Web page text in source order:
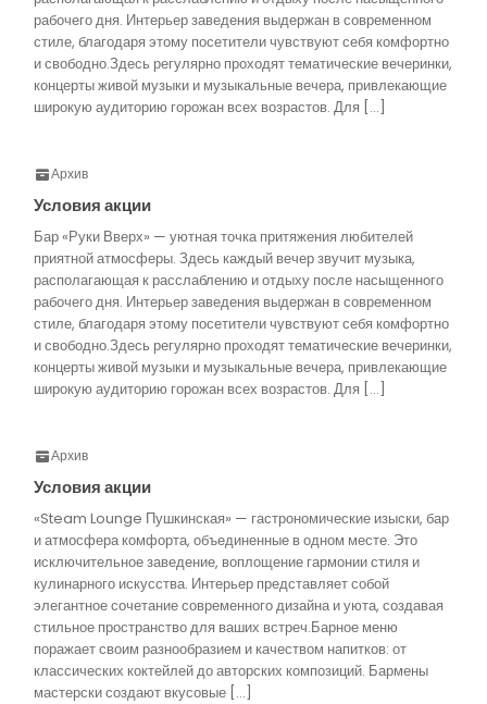
рабочего дня. Интерьер заведения выдержан в современном
стиле, благодаря этому посетители чувствуют себя комфортно
и свободно.Здесь регулярно проходят тематические вечеринки,
концерты живой музыки и музыкальные вечера, привлекающие
широкую аудиторию горожан всех возрастов. Для […]
Архив
Условия акции
Бар «Руки Вверх» — уютная точка притяжения любителей
приятной атмосферы. Здесь каждый вечер звучит музыка,
располагающая к расслаблению и отдыху после насыщенного
рабочего дня. Интерьер заведения выдержан в современном
стиле, благодаря этому посетители чувствуют себя комфортно
и свободно.Здесь регулярно проходят тематические вечеринки,
концерты живой музыки и музыкальные вечера, привлекающие
широкую аудиторию горожан всех возрастов. Для […]
Архив
Условия акции
«Steam Lounge Пушкинская» — гастрономические изыски, бар
и атмосфера комфорта, объединенные в одном месте. Это
исключительное заведение, воплощение гармонии стиля и
кулинарного искусства. Интерьер представляет собой
элегантное сочетание современного дизайна и уюта, создавая
стильное пространство для ваших встреч.Барное меню
поражает своим разнообразием и качеством напитков: от
классических коктейлей до авторских композиций. Бармены
мастерски создают вкусовые […]